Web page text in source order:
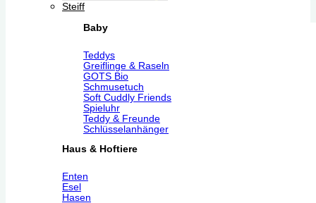
Steiff
Baby
Teddys
Greiflinge & Raseln
GOTS Bio
Schmusetuch
Soft Cuddly Friends
Spieluhr
Teddy & Freunde
Schlüsselanhänger
Haus & Hoftiere
Enten
Esel
Hasen